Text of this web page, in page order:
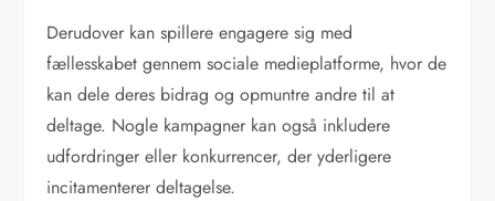
Derudover kan spillere engagere sig med
fællesskabet gennem sociale medieplatforme, hvor de
kan dele deres bidrag og opmuntre andre til at
deltage. Nogle kampagner kan også inkludere
udfordringer eller konkurrencer, der yderligere
incitamenterer deltagelse.